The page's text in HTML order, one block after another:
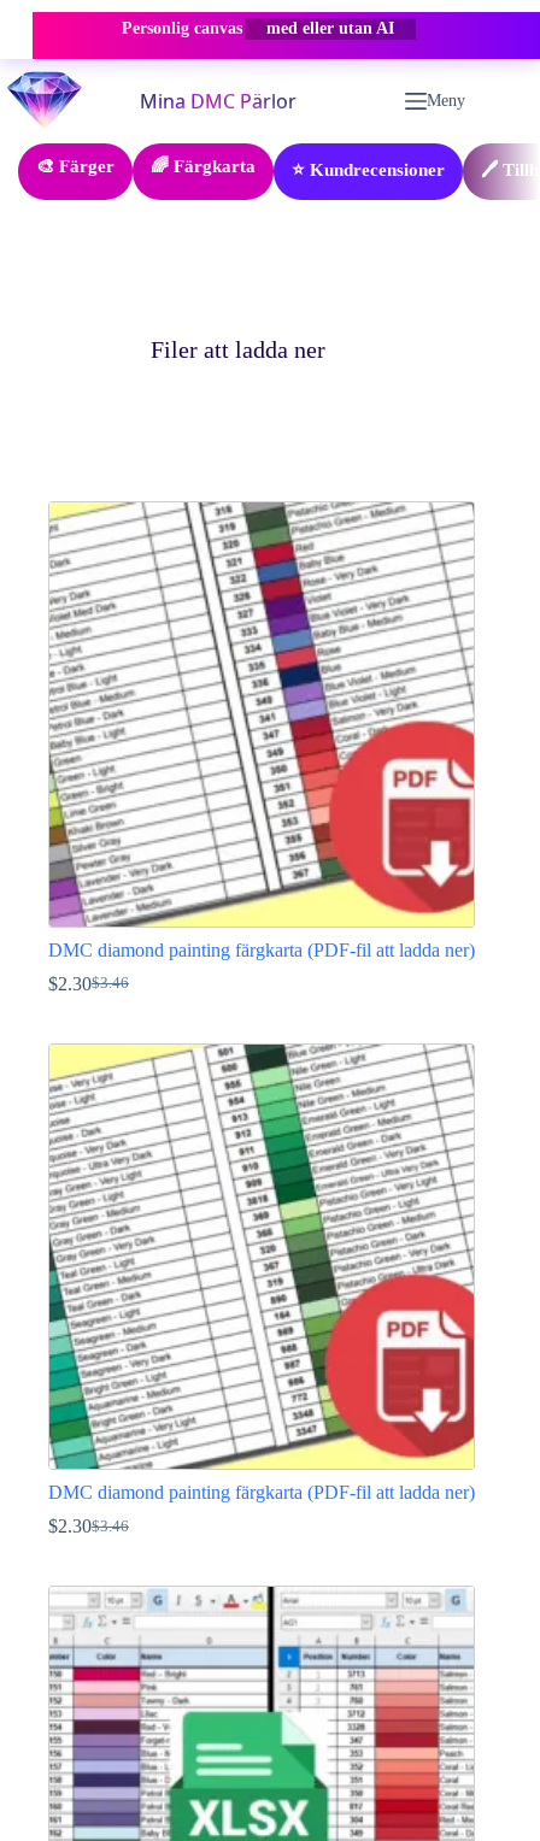
Personlig canvas med eller utan AI
Hoppa
till
innehåll
Meny
🎨 Färger 🌈 Färgkarta ⭐ Kundrecensioner 🖊️
Filer att ladda ner
DMC diamond painting färgkarta (PDF-fil att ladda ner)
$3.46
Det
$3.46.
$2.30Det
$2.30.
DMC diamond painting färgkarta (PDF-fil att ladda ner)
$3.46
Det
var:
$3.46.
$2.30Det
är:
$2.30.